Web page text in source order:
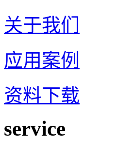
关于我们
应用案例
资料下载
service